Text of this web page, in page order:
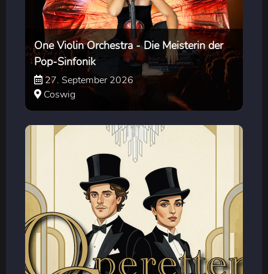
One Violin Orchestra - Die Meisterin der
Pop-Sinfonik
27. September 2026
Coswig